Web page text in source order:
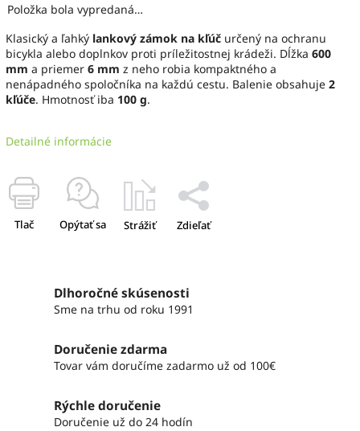
Položka bola vypredaná…
Klasický a ľahký lankový zámok na kľúč určený na ochranu
bicykla alebo doplnkov proti príležitostnej krádeži. Dĺžka 600
mm a priemer 6 mm z neho robia kompaktného a
nenápadného spoločníka na každú cestu. Balenie obsahuje 2
kľúče. Hmotnosť iba 100 g.
Detailné informácie
Tlač Opýtať sa Strážiť Zdieľať
Dlhoročné skúsenosti
Sme na trhu od roku 1991
Doručenie zdarma
Tovar vám doručíme zadarmo už od 100€
Rýchle doručenie
Doručenie už do 24 hodín